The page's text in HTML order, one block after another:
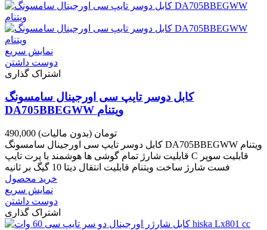
نمایش سریع
دوست داشتن
اشتراک گذاری
کابل دوسر تایپ سی اورجینال سامسونگ
DA705BBEGWW ویتنام
490,000 تومان (بدون مالیات)
کابل دوسر تایپ سی اورجینال سامسونگ DA705BBEGWW ویتنام
قابلیت شارژ تمام گوشی ها هوشمند با پرت تایپ C قابلیت سوپر
فست شارژ ساخت ویتنام قابلیت انتقال دیتا 10 گیگ بر ثانیه
خرید محصول
نمایش سریع
دوست داشتن
اشتراک گذاری